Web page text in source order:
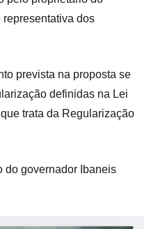
representativa dos
prevista na proposta se
definidas na Lei
trata da Regularização
do governador Ibaneis